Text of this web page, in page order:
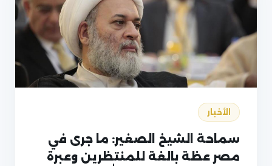
الأخبار
سماحة الشيخ الصغير: ما جرى في
مصر عظة بالغة للمنتظرين وعبرة